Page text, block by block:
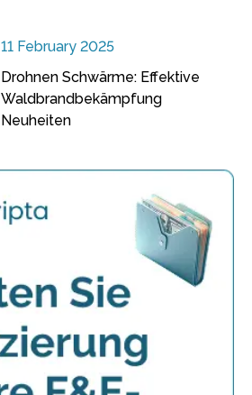
11 February 2025
Drohnen Schwärme: Effektive
Waldbrandbekämpfung
Neuheiten